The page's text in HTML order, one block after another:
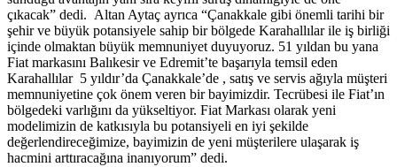
çıkacak” dedi. Altan Aytaç ayrıca “Çanakkale gibi önemli tarihi bir
şehir ve büyük potansiyele sahip bir bölgede Karahallılar ile iş birliği
içinde olmaktan büyük memnuniyet duyuyoruz. 51 yıldan bu yana
Fiat markasını Balıkesir ve Edremit’te başarıyla temsil eden
Karahallılar 5 yıldır’da Çanakkale’de , satış ve servis ağıyla müşteri
memnuniyetine çok önem veren bir bayimizdir. Tecrübesi ile Fiat’ın
bölgedeki varlığını da yükseltiyor. Fiat Markası olarak yeni
modelimizin de katkısıyla bu potansiyeli en iyi şekilde
değerlendireceğimize, bayimizin de yeni müşterilere ulaşarak iş
hacmini arttıracağına inanıyorum” dedi.